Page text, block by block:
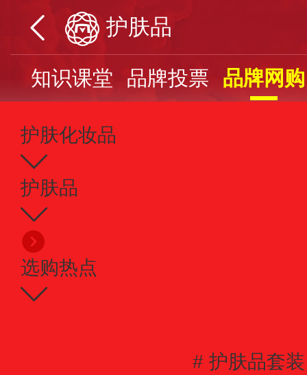
护肤品
知识课堂 品牌投票 品牌网购
护肤化妆品
护肤品
选购热点
# 护肤品套